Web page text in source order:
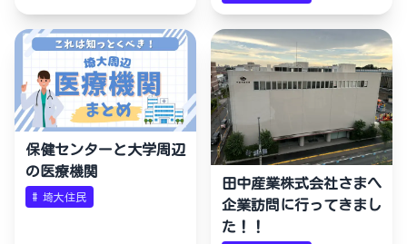
保健センターと大学周辺
の医療機関
# 埼大住民
田中産業株式会社さまへ
企業訪問に行ってきまし
た！！